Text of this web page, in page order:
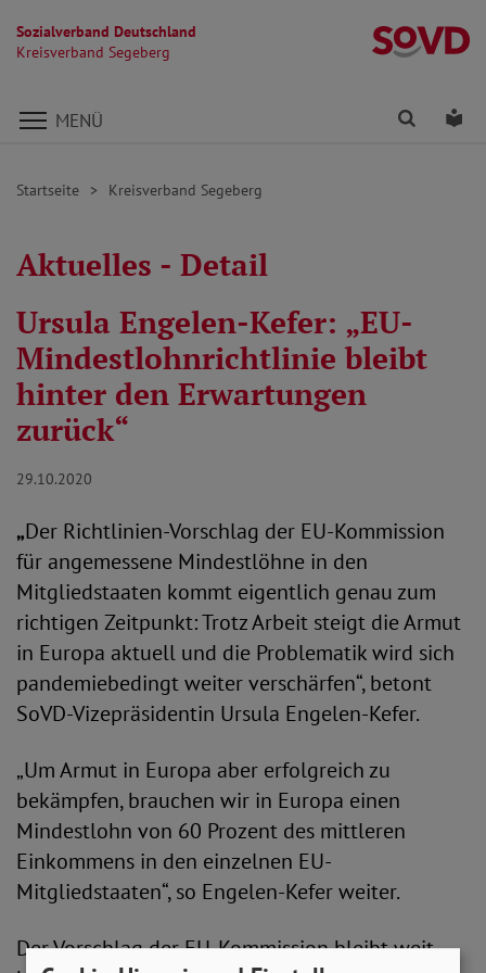
Sozialverband Deutschland
Kreisverband Segeberg
Direkt zu den Inhalten springen
MENÜ Finden
Startseite Kreisverband Segeberg
Aktuelles - Detail
Ursula Engelen-Kefer: „EU-
Mindestlohnrichtlinie bleibt
hinter den Erwartungen
zurück“
29.10.2020
„Der Richtlinien-Vorschlag der EU-Kommission
für angemessene Mindestlöhne in den
Mitgliedstaaten kommt eigentlich genau zum
richtigen Zeitpunkt: Trotz Arbeit steigt die Armut
in Europa aktuell und die Problematik wird sich
pandemiebedingt weiter verschärfen“, betont
SoVD-Vizepräsidentin Ursula Engelen-Kefer.
„Um Armut in Europa aber erfolgreich zu
bekämpfen, brauchen wir in Europa einen
Mindestlohn von 60 Prozent des mittleren
Einkommens in den einzelnen EU-
Mitgliedstaaten“, so Engelen-Kefer weiter.
Der Vorschlag der EU-Kommission bleibt weit